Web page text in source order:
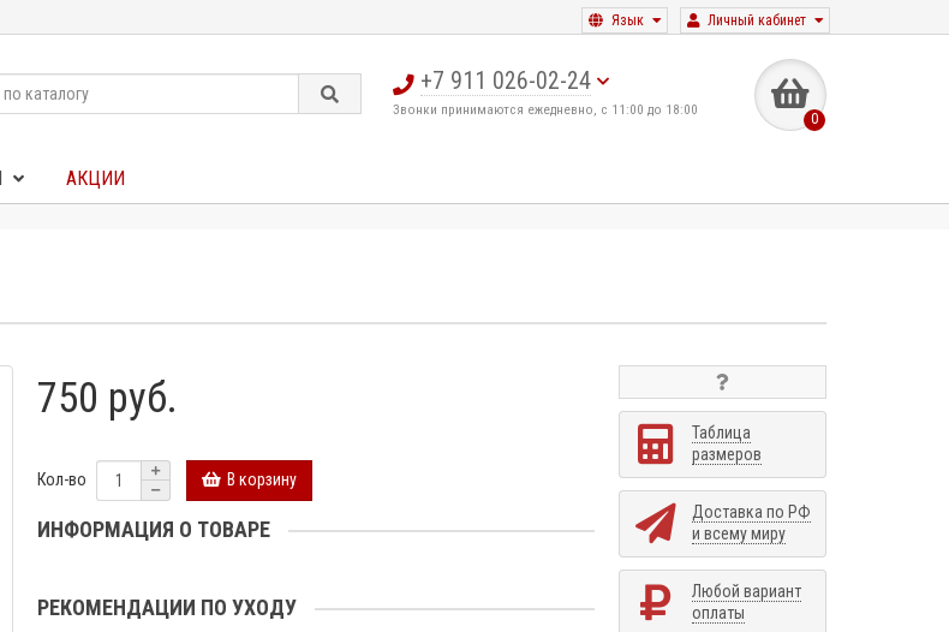
Личный кабинет
Язык
+7 911 026-02-24
Звонки принимаются ежедневно, с 11:00 до 18:00 0
АКЦИИ
750 руб.
Кол-во В корзину
ИНФОРМАЦИЯ О ТОВАРЕ
РЕКОМЕНДАЦИИ ПО УХОДУ
Таблица
размеров
Доставка по РФ
и всему миру
Любой вариант
оплаты